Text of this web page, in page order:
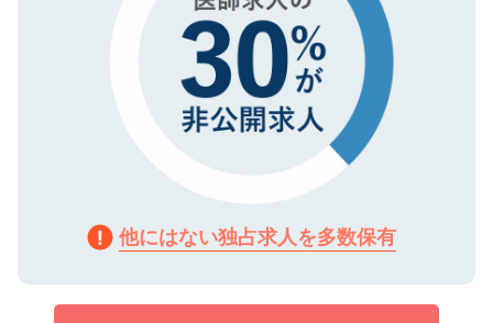
他にはない独占求人を多数保有